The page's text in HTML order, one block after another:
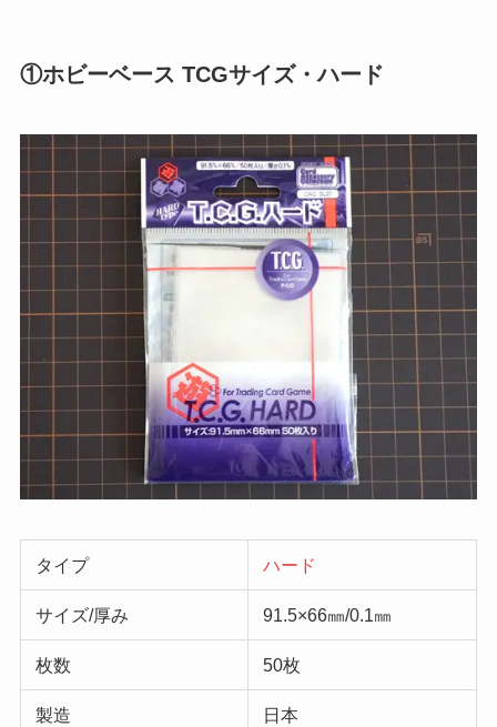
①ホビーベース TCGサイズ・ハード
タイプ ハード
サイズ/厚み 91.5×66㎜/0.1㎜
枚数 50枚
製造 日本